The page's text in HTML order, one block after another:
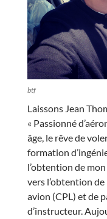
btf
Laissons Jean
« Passionné
âge, le rêve de
formation
l’obtention de
vers l’obtention
avion (CPL) et de
d’instructeur.